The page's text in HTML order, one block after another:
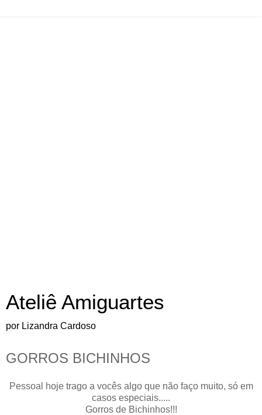
Ateliê Amiguartes
por Lizandra Cardoso
GORROS BICHINHOS
Pessoal hoje trago a vocês algo que não faço muito, só em
casos especiais.....
Gorros de Bichinhos!!!